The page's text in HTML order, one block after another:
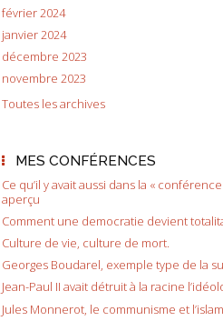
février 2024
janvier 2024
décembre 2023
novembre 2023
Toutes les archives
MES CONFÉRENCES
Ce qu’il y avait aussi dans la «
aperçu
Comment une democratie devient
Culture de vie, culture de mort.
Georges Boudarel, exemple type de la
Jean-Paul II avait détruit à la racine
Jules Monnerot, le communisme et l’islam